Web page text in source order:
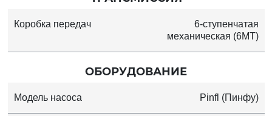
Коробка передач
6-ступенчатая
механическая (6MT)
ОБОРУДОВАНИЕ
Модель насоса Pinfl (Пинфу)